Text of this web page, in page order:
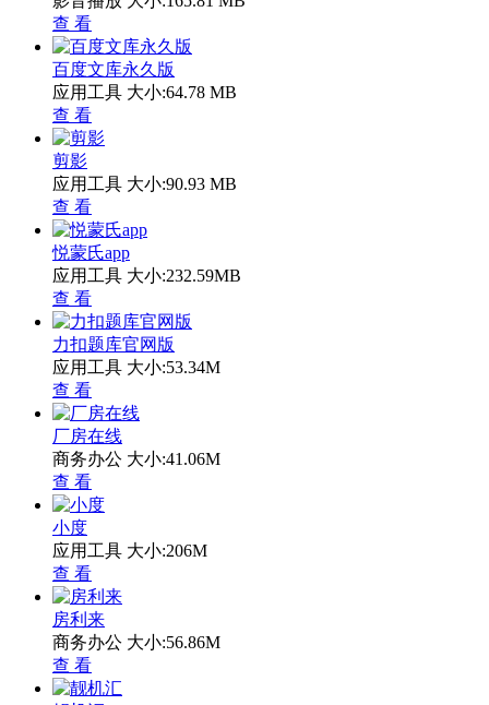
查 看
百度文库永久版
应用工具 大小:64.78 MB
查 看
剪影
应用工具 大小:90.93 MB
查 看
悦蒙氏app
应用工具 大小:232.59MB
查 看
力扣题库官网版
应用工具 大小:53.34M
查 看
厂房在线
商务办公 大小:41.06M
查 看
小度
应用工具 大小:206M
查 看
房利来
商务办公 大小:56.86M
查 看